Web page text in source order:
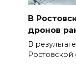
В
дронов
В
Ростовской